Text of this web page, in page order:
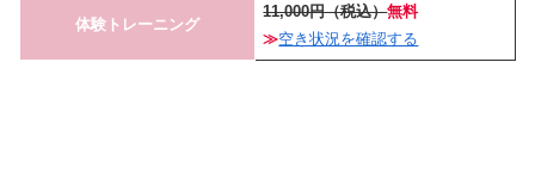
体験トレーニング
11,000円（税込）無料
≫空き状況を確認する